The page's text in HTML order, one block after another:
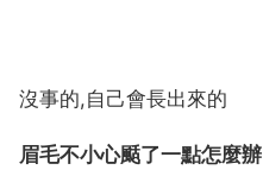
沒事的,自己會長出來的
眉毛不小心颳了一點怎麼辦